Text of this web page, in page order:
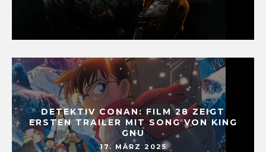
DETEKTIV CONAN: FILM 28 ZEIGT
ERSTEN TRAILER MIT SONG VON KING
GNU
17. MÄRZ 2025